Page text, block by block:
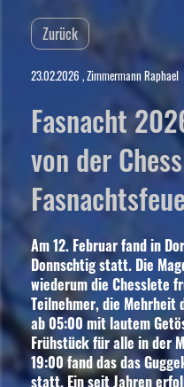
Zurück
23.02.2026 , Zimmermann Raphael
Fasnacht
von der
Am 12. Februar fand in
Donnschtig statt. Die
wiederum die Chesslete
Teilnehmer, die Mehrheit
ab 05:00 mit lautem
Frühstück für alle in der
19:00 fand das das
statt. Ein seit Jahren